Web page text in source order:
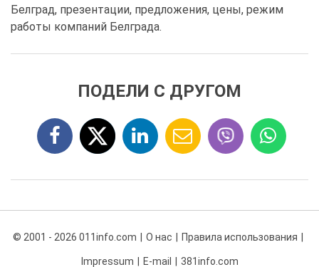
Белград, презентации, предложения, цены, режим
работы компаний Белграда.
ПОДЕЛИ С ДРУГОМ
© 2001 - 2026 011info.com О нас Правила использования
Impressum E-mail 381info.com